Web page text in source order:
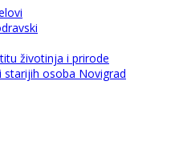
životinja i prirode
starijih osoba Novigrad